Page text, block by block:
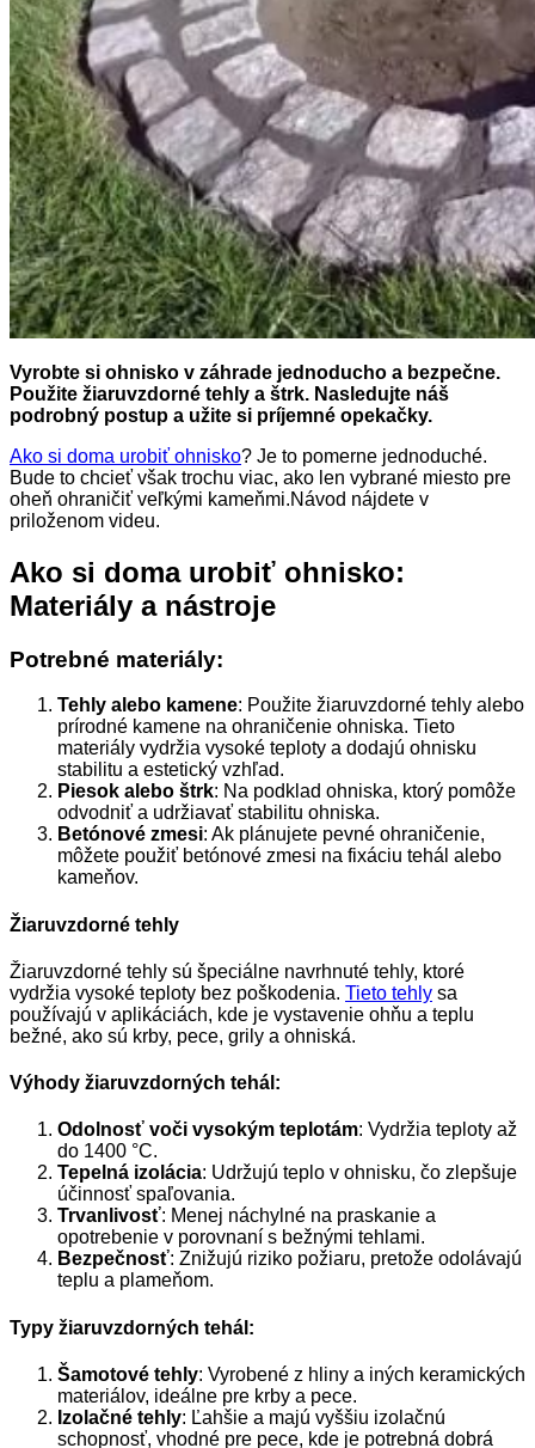
Vyrobte si ohnisko v záhrade jednoducho a bezpečne.
Použite žiaruvzdorné tehly a štrk. Nasledujte náš
podrobný postup a užite si príjemné opekačky.
Ako si doma urobiť ohnisko? Je to pomerne jednoduché.
Bude to chcieť však trochu viac, ako len vybrané miesto pre
oheň ohraničiť veľkými kameňmi.Návod nájdete v
priloženom videu.
Ako si doma urobiť ohnisko:
Materiály a nástroje
Potrebné materiály:
Tehly alebo kamene: Použite žiaruvzdorné tehly alebo
prírodné kamene na ohraničenie ohniska. Tieto
materiály vydržia vysoké teploty a dodajú ohnisku
stabilitu a estetický vzhľad.
Piesok alebo štrk: Na podklad ohniska, ktorý pomôže
odvodniť a udržiavať stabilitu ohniska.
Betónové zmesi: Ak plánujete pevné ohraničenie,
môžete použiť betónové zmesi na fixáciu tehál alebo
kameňov.
Žiaruvzdorné tehly
Žiaruvzdorné tehly sú špeciálne navrhnuté tehly, ktoré
vydržia vysoké teploty bez poškodenia. Tieto tehly sa
používajú v aplikáciách, kde je vystavenie ohňu a teplu
bežné, ako sú krby, pece, grily a ohniská.
Výhody žiaruvzdorných tehál:
Odolnosť voči vysokým teplotám: Vydržia teploty až
do 1400 °C.
Tepelná izolácia: Udržujú teplo v ohnisku, čo zlepšuje
účinnosť spaľovania.
Trvanlivosť: Menej náchylné na praskanie a
opotrebenie v porovnaní s bežnými tehlami.
Bezpečnosť: Znižujú riziko požiaru, pretože odolávajú
teplu a plameňom.
Typy žiaruvzdorných tehál:
Šamotové tehly: Vyrobené z hliny a iných keramických
materiálov, ideálne pre krby a pece.
Izolačné tehly: Ľahšie a majú vyššiu izolačnú
schopnosť, vhodné pre pece, kde je potrebná dobrá